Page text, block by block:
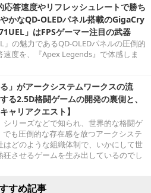
答速度やリフレッシュレートで勝ち
かなQD-OLEDパネル搭載のGigaCry
」はFPSゲーマー注目の武器
」の魅力であるQD-OLEDパネルの圧倒的
速度を、『Apex Legends』で体感しま
る」がアークシステムワークスの流
る2.5D格闘ゲームの開発の裏側と、
ャリアクエスト】
シリーズなどで知られ、世界的な格闘ゲ
でも圧倒的な存在感を放つアークシステ
はどのような組織体制で、いかにして世
狂させるゲームを生み出しているのでし
すめ記事